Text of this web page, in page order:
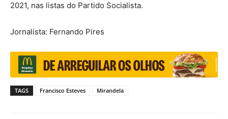
2021, nas listas do Partido Socialista.
Jornalista: Fernando Pires
TAGS Francisco Esteves Mirandela